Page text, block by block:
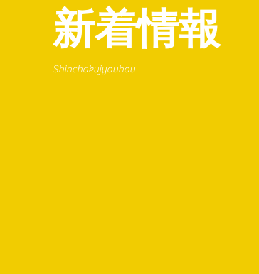
新着情報
Shinchakujyouhou